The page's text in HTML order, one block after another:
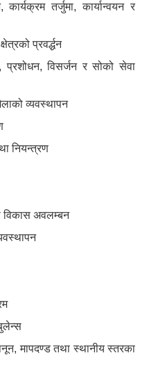
तर्जुमा, कार्यान्वयन र
प्रवर्द्धन
विसर्जन र सोको सेवा
व्यवस्थापन
नियन्त्रण
विकास अवलम्बन
मापदण्ड तथा स्थानीय स्तरका